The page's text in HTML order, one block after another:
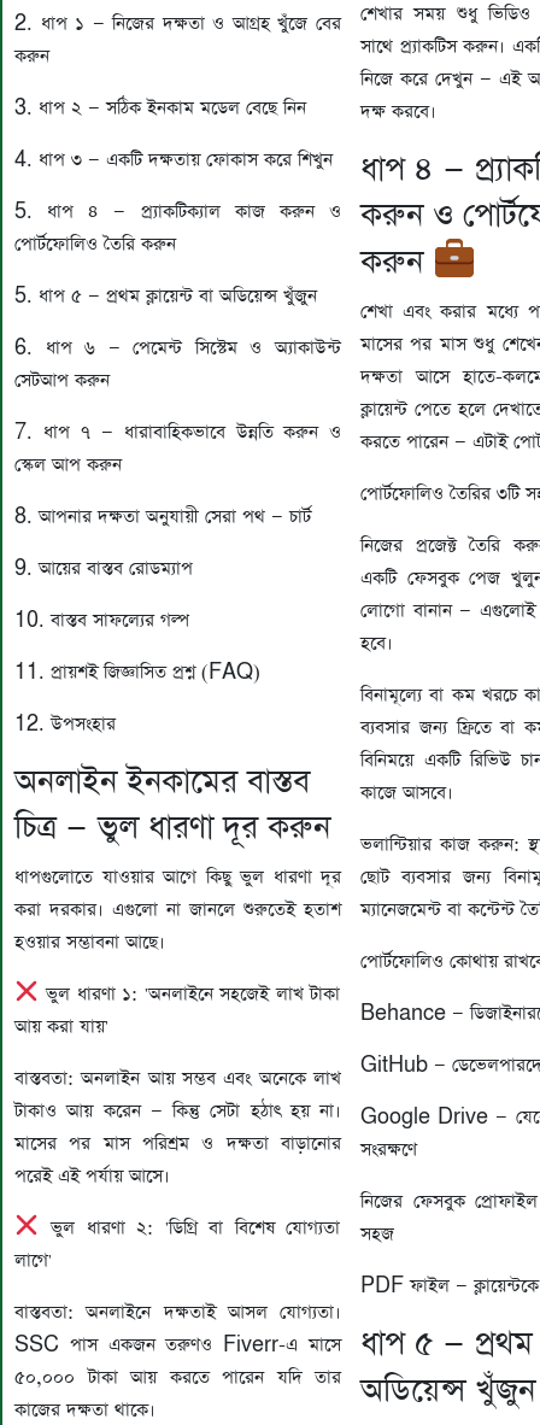
2. ধাপ ১ — নিজের দক্ষতা ও আগ্রহ খুঁজে বের
করুন
3. ধাপ ২ — সঠিক ইনকাম মডেল বেছে নিন
4. ধাপ ৩ — একটি দক্ষতায় ফোকাস করে শিখুন
5. ধাপ ৪ — প্র্যাকটিক্যাল কাজ করুন ও
পোর্টফোলিও তৈরি করুন
5. ধাপ ৫ — প্রথম ক্লায়েন্ট বা অডিয়েন্স খুঁজুন
6. ধাপ ৬ — পেমেন্ট সিস্টেম ও অ্যাকাউন্ট
সেটআপ করুন
7. ধাপ ৭ — ধারাবাহিকভাবে উন্নতি করুন ও
স্কেল আপ করুন
8. আপনার দক্ষতা অনুযায়ী সেরা পথ — চার্ট
9. আয়ের বাস্তব রোডম্যাপ
10. বাস্তব সাফল্যের গল্প
11. প্রায়শই জিজ্ঞাসিত প্রশ্ন (FAQ)
12. উপসংহার
অনলাইন ইনকামের বাস্তব
চিত্র — ভুল ধারণা দূর করুন
ধাপগুলোতে যাওয়ার আগে কিছু ভুল ধারণা দূর
করা দরকার। এগুলো না জানলে শুরুতেই হতাশ
হওয়ার সম্ভাবনা আছে।
ভুল ধারণা ১: 'অনলাইনে সহজেই লাখ টাকা
আয় করা যায়'
বাস্তবতা: অনলাইন আয় সম্ভব এবং অনেকে লাখ
টাকাও আয় করেন — কিন্তু সেটা হঠাৎ হয় না।
মাসের পর মাস পরিশ্রম ও দক্ষতা বাড়ানোর
পরেই এই পর্যায় আসে।
ভুল ধারণা ২: 'ডিগ্রি বা বিশেষ যোগ্যতা
লাগে'
বাস্তবতা: অনলাইনে দক্ষতাই আসল যোগ্যতা।
SSC পাস একজন তরুণও Fiverr-এ মাসে
৫০,০০০ টাকা আয় করতে পারেন যদি তার
কাজের দক্ষতা থাকে।
শেখার সময় শুধু ভিডিও
সাথে প্র্যাকটিস করুন।
নিজে করে দেখুন — এই
দক্ষ করবে।
ধাপ ৪ —
করুন ও
করুন
শেখা এবং করার মধ্যে
মাসের পর মাস শুধু
দক্ষতা আসে হাতে-
ক্লায়েন্ট পেতে হলে
করতে পারেন — এটাই
পোর্টফোলিও তৈরির ৩টি
নিজের প্রজেক্ট তৈরি
একটি ফেসবুক পেজ
লোগো বানান — এগুলোই
হবে।
বিনামূল্যে বা কম খরচে
ব্যবসার জন্য ফ্রিতে বা
বিনিময়ে একটি রিভিউ
কাজে আসবে।
ভলান্টিয়ার কাজ করুন:
ছোট ব্যবসার জন্য
ম্যানেজমেন্ট বা কন্টেন্ট
পোর্টফোলিও কোথায়
Behance —
GitHub —
Google Drive —
সংরক্ষণে
নিজের ফেসবুক
সহজ
PDF ফাইল —
ধাপ ৫ — প্রথম
অডিয়েন্স